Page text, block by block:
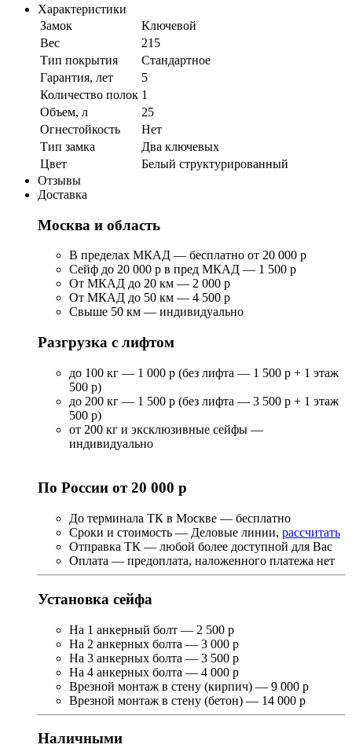
Характеристики
Замок
Ключевой
Вес
215
Тип покрытия
Стандартное
Гарантия, лет
5
Количество полок 1
Объем, л
25
Огнестойкость
Нет
Тип замка
Два ключевых
Цвет
Белый структурированный
Отзывы
Доставка
Москва и область
В пределах МКАД — бесплатно от 20 000 р
Сейф до 20 000 р в пред МКАД — 1 500 р
От МКАД до 20 км — 2 000 р
От МКАД до 50 км — 4 500 р
Свыше 50 км — индивидуально
Разгрузка с лифтом
до 100 кг — 1 000 р (без лифта — 1 500 р + 1 этаж
500 р)
до 200 кг — 1 500 р (без лифта — 3 500 р + 1 этаж
500 р)
от 200 кг и эксклюзивные сейфы —
индивидуально
По России от 20 000 р
До терминала ТК в Москве — бесплатно
Сроки и стоимость — Деловые линии, рассчитать
Отправка ТК — любой более доступной для Вас
Оплата — предоплата, наложенного платежа нет
Установка сейфа
На 1 анкерный болт — 2 500 р
На 2 анкерных болта — 3 000 р
На 3 анкерных болта — 3 500 р
На 4 анкерных болта — 4 000 р
Врезной монтаж в стену (кирпич) — 9 000 р
Врезной монтаж в стену (бетон) — 14 000 р
Наличными